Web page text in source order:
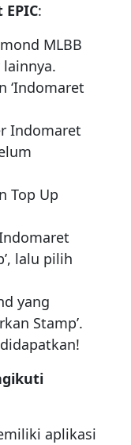
:
MLBB
‘Indomaret
Indomaret
Top Up
lalu pilih
yang
Stamp’.
aplikasi